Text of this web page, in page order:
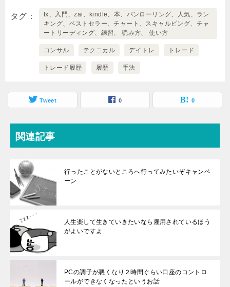
タグ
fx、入門、zai、kindle、本、パンローリング、人気、ラン
キング、ベストセラー、チャート、スキャルピング、チャ
ートリーディング、練習、 読み方、 使い方
コンサル テクニカル デイトレ トレード
トレード履歴 履歴 手法
Tweet 0 0
関連記事
行ったことがないところへ行ってみたいぞキャンペ
ーン
人生楽して生きていきたいなら雇用されているほう
がよいですよ
PCの調子が悪くなり２時間ぐらい口座のコントロ
ールができなくなったというお話